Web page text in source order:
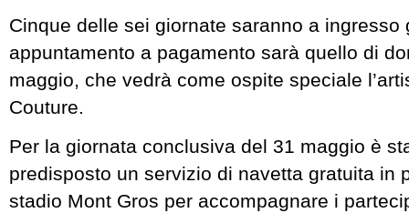
Cinque delle sei giornate saranno a ingresso
appuntamento a pagamento sarà quello di
maggio, che vedrà come ospite speciale
Couture.
Per la giornata conclusiva del 31 maggio è
predisposto un servizio di navetta gratuita in
stadio Mont Gros per accompagnare i